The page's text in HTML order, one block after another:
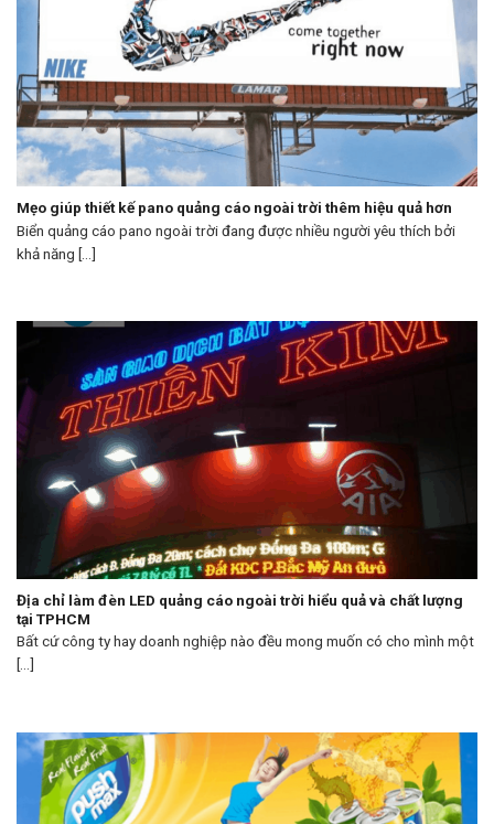
Mẹo giúp thiết kế pano quảng cáo ngoài trời thêm hiệu quả hơn
Biển quảng cáo pano ngoài trời đang được nhiều người yêu thích bởi
khả năng [...]
Địa chỉ làm đèn LED quảng cáo ngoài trời hiểu quả và chất lượng
tại TPHCM
Bất cứ công ty hay doanh nghiệp nào đều mong muốn có cho mình một
[...]